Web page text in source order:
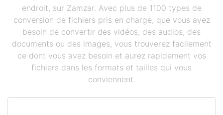
endroit, sur Zamzar. Avec plus de 1100 types de
conversion de fichiers pris en charge, que vous ayez
besoin de convertir des vidéos, des audios, des
documents ou des images, vous trouverez facilement
ce dont vous avez besoin et aurez rapidement vos
fichiers dans les formats et tailles qui vous
conviennent.